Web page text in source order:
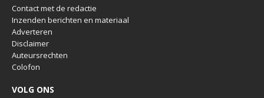
Contact met de redactie
Inzenden berichten en materiaal
Adverteren
Disclaimer
Auteursrechten
Colofon
VOLG ONS